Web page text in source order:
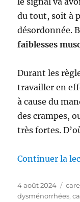
du tout, soit à
désordonnée.
faiblesses
Durant les
travailler en
à cause du
des crampes,
très fortes.
Continuer la
Publié
le
4 août 2024
dysménorrhées,